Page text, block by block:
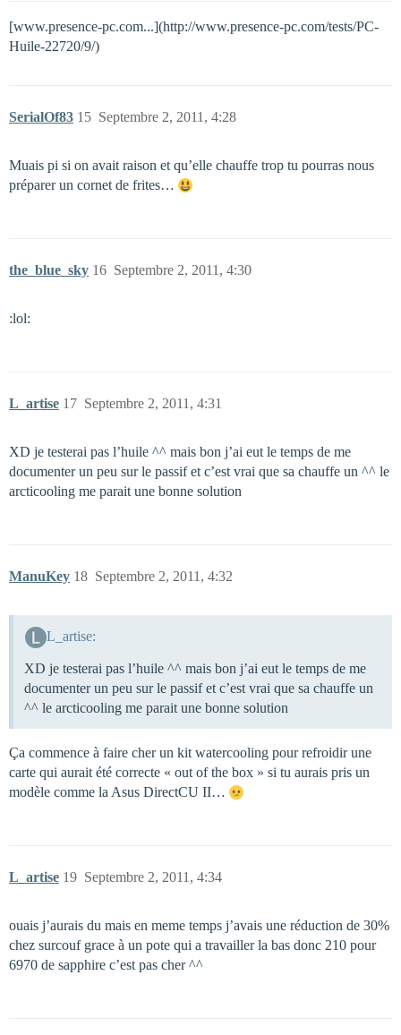
[www.presence-pc.com...](http://www.presence-pc.com/tests/PC-
Huile-22720/9/)
SerialOf83 Septembre 2, 2011, 4:28
15
Muais pi si on avait raison et qu’elle chauffe trop tu pourras nous
préparer un cornet de frites…
the_blue_sky Septembre 2, 2011, 4:30
16
:lol:
L_artise Septembre 2, 2011, 4:31
17
XD je testerai pas l’huile ^^ mais bon j’ai eut le temps de me
documenter un peu sur le passif et c’est vrai que sa chauffe un ^^ le
arcticooling me parait une bonne solution
ManuKey Septembre 2, 2011, 4:32
18
L_artise:
XD je testerai pas l’huile ^^ mais bon j’ai eut le temps de me
documenter un peu sur le passif et c’est vrai que sa chauffe un
^^ le arcticooling me parait une bonne solution
Ça commence à faire cher un kit watercooling pour refroidir une
carte qui aurait été correcte « out of the box » si tu aurais pris un
modèle comme la Asus DirectCU II…
L_artise Septembre 2, 2011, 4:34
19
ouais j’aurais du mais en meme temps j’avais une réduction de 30%
chez surcouf grace à un pote qui a travailler la bas donc 210 pour
6970 de sapphire c’est pas cher ^^